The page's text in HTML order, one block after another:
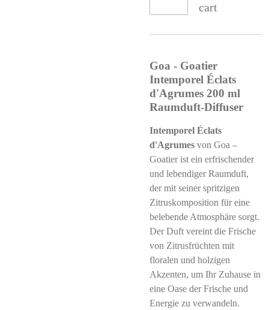
cart
Goa - Goatier
Intemporel Éclats
d'Agrumes 200 ml
Raumduft-Diffuser
Intemporel Éclats
d'Agrumes von Goa –
Goatier ist ein erfrischender
und lebendiger Raumduft,
der mit seiner spritzigen
Zitruskomposition für eine
belebende Atmosphäre sorgt.
Der Duft vereint die Frische
von Zitrusfrüchten mit
floralen und holzigen
Akzenten, um Ihr Zuhause in
eine Oase der Frische und
Energie zu verwandeln.